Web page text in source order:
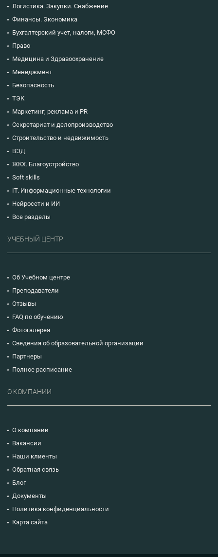
Логистика. Закупки. Снабжение
Финансы. Экономика
Бухгалтерский учет, налоги, МСФО
Право
Медицина и Здравоохранение
Менеджмент
Безопасность
ТЭК
Маркетинг, реклама и PR
Секретариат и делопроизводство
Строительство и недвижимость
ВЭД
ЖКХ. Благоустройство
Soft skills
IT. Информационные технологии
Нейросети и ИИ
Все разделы
УЧЕБНЫЙ ЦЕНТР
Об Учебном центре
Преподаватели
Отзывы
FAQ по обучению
Фотогалерея
Сведения об образовательной организации
Партнеры
Полное расписание
О КОМПАНИИ
О компании
Вакансии
Наши клиенты
Обратная связь
Блог
Документы
Политика конфиденциальности
Карта сайта